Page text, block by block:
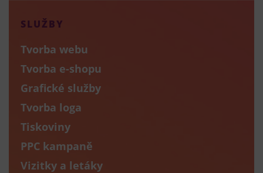
SLUŽBY
Tvorba webu
Tvorba e-shopu
Grafické služby
Tvorba loga
Tiskoviny
PPC kampaně
Vizitky a letáky